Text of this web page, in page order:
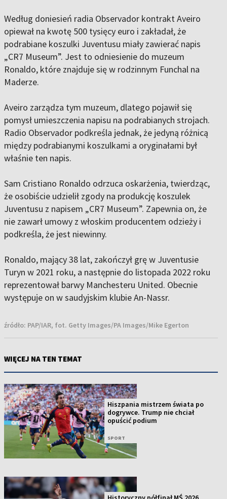
Według doniesień radia Observador kontrakt Aveiro
opiewał na kwotę 500 tysięcy euro i zakładał, że
podrabiane koszulki Juventusu miały zawierać napis
„CR7 Museum”. Jest to odniesienie do muzeum
Ronaldo, które znajduje się w rodzinnym Funchal na
Maderze.
Aveiro zarządza tym muzeum, dlatego pojawił się
pomysł umieszczenia napisu na podrabianych strojach.
Radio Observador podkreśla jednak, że jedyną różnicą
między podrabianymi koszulkami a oryginałami był
właśnie ten napis.
Sam Cristiano Ronaldo odrzuca oskarżenia, twierdząc,
że osobiście udzielił zgody na produkcję koszulek
Juventusu z napisem „CR7 Museum”. Zapewnia on, że
nie zawarł umowy z włoskim producentem odzieży i
podkreśla, że jest niewinny.
Ronaldo, mający 38 lat, zakończył grę w Juventusie
Turyn w 2021 roku, a następnie do listopada 2022 roku
reprezentował barwy Manchesteru United. Obecnie
występuje on w saudyjskim klubie An-Nassr.
źródło: PAP/IAR, fot. Getty Images/PA Images/Mike Egerton
WIĘCEJ NA TEN TEMAT
Hiszpania mistrzem świata po
dogrywce. Trump nie chciał
opuścić podium
SPORT